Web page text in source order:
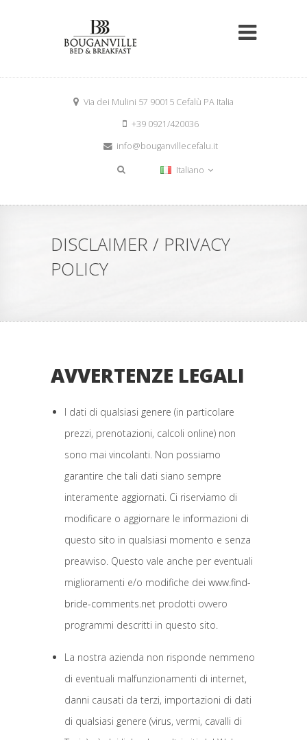
Via dei Mulini 57 90015 Cefalù PA Italia
+39 0921/420036
info@bouganvillecefalu.it
Italiano
DISCLAIMER / PRIVACY
POLICY
AVVERTENZE LEGALI
I dati di qualsiasi genere (in particolare
prezzi, prenotazioni, calcoli online) non
sono mai vincolanti. Non possiamo
garantire che tali dati siano sempre
interamente aggiornati. Ci riserviamo di
modificare o aggiornare le informazioni di
questo sito in qualsiasi momento e senza
preavviso. Questo vale anche per eventuali
miglioramenti e/o modifiche dei www.find-
bride-comments.net prodotti ovvero
programmi descritti in questo sito.
La nostra azienda non risponde nemmeno
di eventuali malfunzionamenti di internet,
danni causati da terzi, importazioni di dati
di qualsiasi genere (virus, vermi, cavalli di